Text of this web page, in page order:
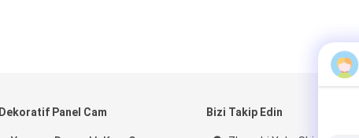
Dekoratif Panel Cam Bizi Takip Edin